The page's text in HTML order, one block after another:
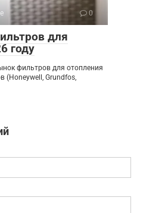
0
для
году
фильтров для отопления
(Honeywell, Grundfos,